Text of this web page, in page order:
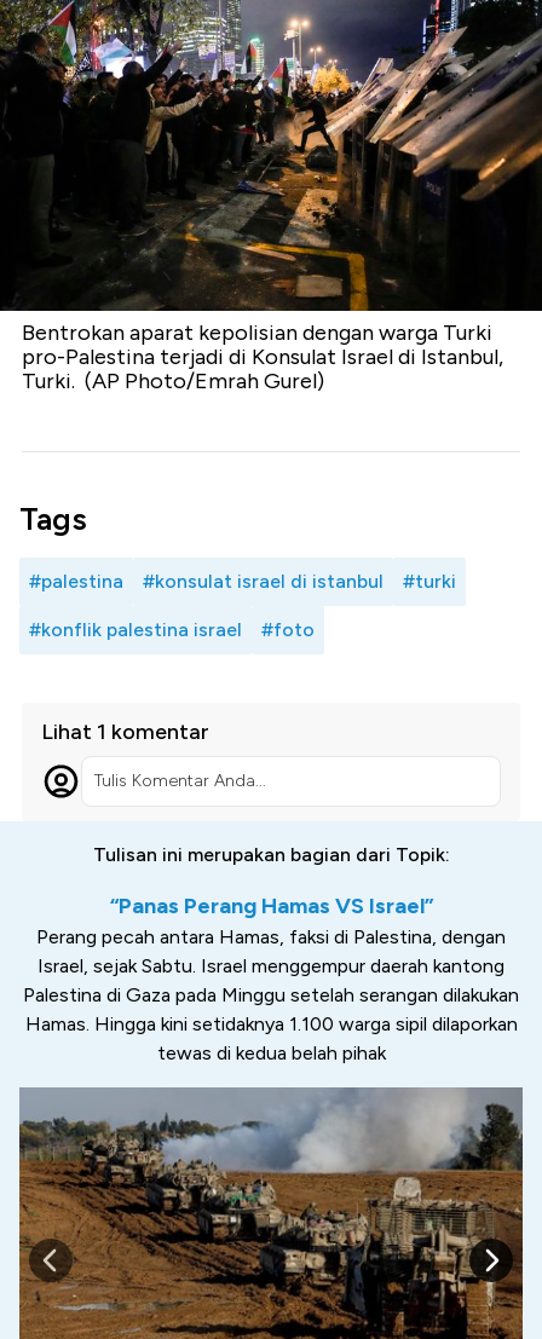
Bentrokan aparat kepolisian dengan warga Turki
pro-Palestina terjadi di Konsulat Israel di Istanbul,
Turki. (AP Photo/Emrah Gurel)
Tags
#palestina #konsulat israel di istanbul #turki
#konflik palestina israel #foto
Lihat 1 komentar
Tulis Komentar Anda...
Tulisan ini merupakan bagian dari Topik:
“Panas Perang Hamas VS Israel”
Perang pecah antara Hamas, faksi di Palestina, dengan
Israel, sejak Sabtu. Israel menggempur daerah kantong
Palestina di Gaza pada Minggu setelah serangan dilakukan
Hamas. Hingga kini setidaknya 1.100 warga sipil dilaporkan
tewas di kedua belah pihak